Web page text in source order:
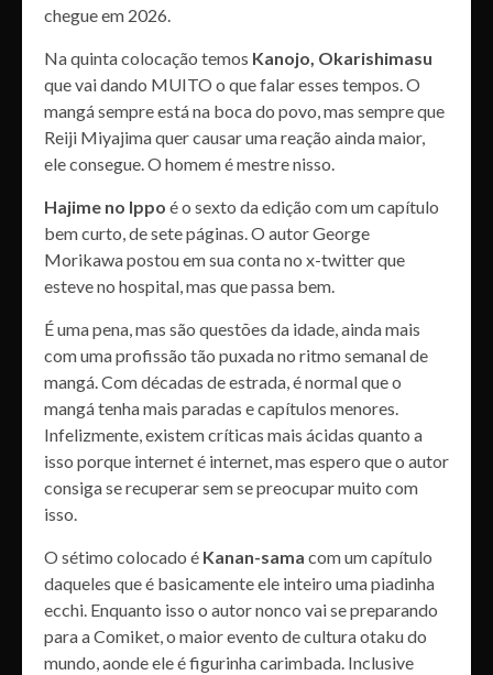
chegue em 2026.
Na quinta colocação temos Kanojo, Okarishimasu
que vai dando MUITO o que falar esses tempos. O
mangá sempre está na boca do povo, mas sempre que
Reiji Miyajima quer causar uma reação ainda maior,
ele consegue. O homem é mestre nisso.
Hajime no Ippo é o sexto da edição com um capítulo
bem curto, de sete páginas. O autor George
Morikawa postou em sua conta no x-twitter que
esteve no hospital, mas que passa bem.
É uma pena, mas são questões da idade, ainda mais
com uma profissão tão puxada no ritmo semanal de
mangá. Com décadas de estrada, é normal que o
mangá tenha mais paradas e capítulos menores.
Infelizmente, existem críticas mais ácidas quanto a
isso porque internet é internet, mas espero que o autor
consiga se recuperar sem se preocupar muito com
isso.
O sétimo colocado é Kanan-sama com um capítulo
daqueles que é basicamente ele inteiro uma piadinha
ecchi. Enquanto isso o autor nonco vai se preparando
para a Comiket, o maior evento de cultura otaku do
mundo, aonde ele é figurinha carimbada. Inclusive